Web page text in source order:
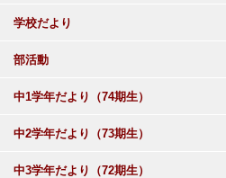
学校だより
部活動
中1学年だより（74期生）
中2学年だより（73期生）
中3学年だより（72期生）